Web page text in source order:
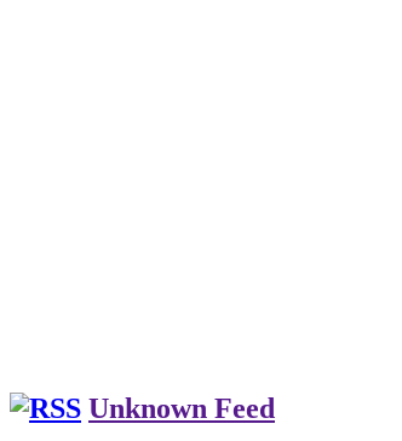
Unknown Feed